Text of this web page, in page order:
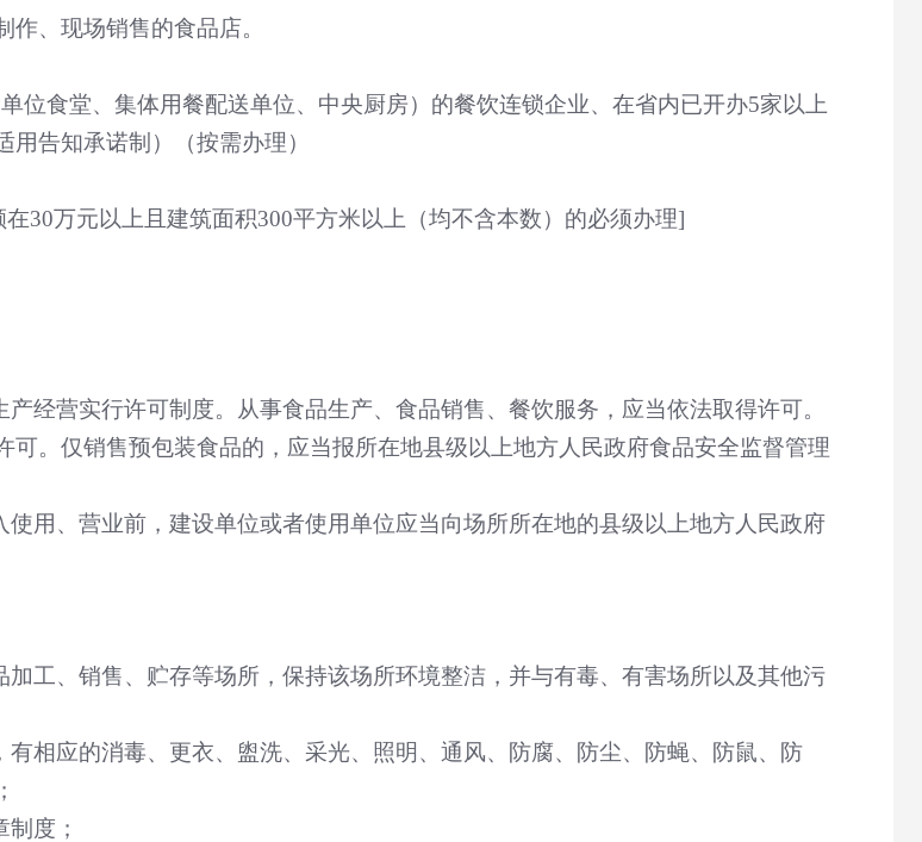
、现场销售的食品店。
位食堂、集体用餐配送单位、中央厨房）的餐饮连锁企业、在省内已开办5家以上
告知承诺制）（按需办理）
在30万元以上且建筑面积300平方米以上（均不含本数）的必须办理]
经营实行许可制度。从事食品生产、食品销售、餐饮服务，应当依法取得许可。
。仅销售预包装食品的，应当报所在地县级以上地方人民政府食品安全监督管理
用、营业前，建设单位或者使用单位应当向场所所在地的县级以上地方人民政府
工、销售、贮存等场所，保持该场所环境整洁，并与有毒、有害场所以及其他污
相应的消毒、更衣、盥洗、采光、照明、通风、防腐、防尘、防蝇、防鼠、防
度；